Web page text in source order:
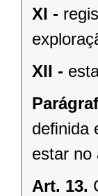
XI -
XII -
deﬁnida
estar no
Art. 13.